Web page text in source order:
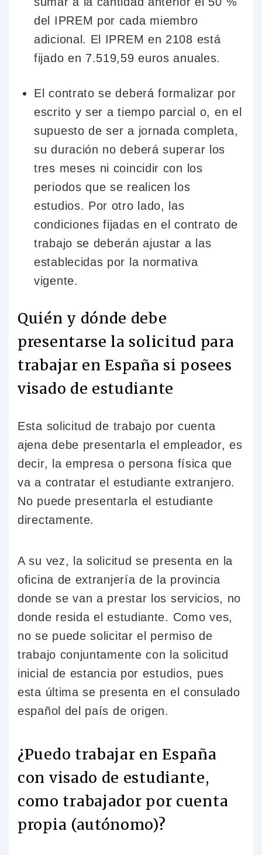
del IPREM por cada miembro
adicional. El IPREM en 2108 está
fijado en 7.519,59 euros anuales.
El contrato se deberá formalizar por
escrito y ser a tiempo parcial o, en el
supuesto de ser a jornada completa,
su duración no deberá superar los
tres meses ni coincidir con los
periodos que se realicen los
estudios. Por otro lado, las
condiciones fijadas en el contrato de
trabajo se deberán ajustar a las
establecidas por la normativa
vigente.
Quién y dónde debe
presentarse la solicitud para
trabajar en España si posees
visado de estudiante
Esta solicitud de trabajo por cuenta
ajena debe presentarla el empleador, es
decir, la empresa o persona física que
va a contratar el estudiante extranjero.
No puede presentarla el estudiante
directamente.
A su vez, la solicitud se presenta en la
oficina de extranjería de la provincia
donde se van a prestar los servicios, no
donde resida el estudiante. Como ves,
no se puede solicitar el permiso de
trabajo conjuntamente con la solicitud
inicial de estancia por estudios, pues
esta última se presenta en el consulado
español del país de origen.
¿Puedo trabajar en España
con visado de estudiante,
como trabajador por cuenta
propia (autónomo)?